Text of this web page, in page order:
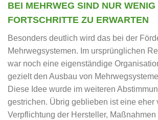
BEI MEHRWEG SIND NUR WENIG
FORTSCHRITTE ZU ERWARTEN
Besonders deutlich wird das bei der
Mehrwegsystemen. Im ursprünglichen
war noch eine eigenständige
gezielt den Ausbau von
Diese Idee wurde im weiteren
gestrichen. Übrig geblieben ist eine eher
Verpflichtung der Hersteller,